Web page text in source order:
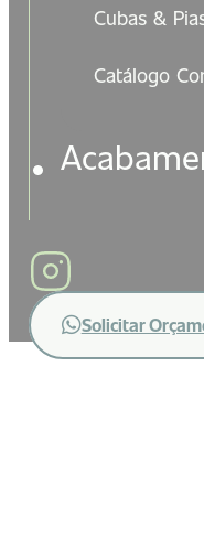
Cubas &
Catálogo
Solicitar